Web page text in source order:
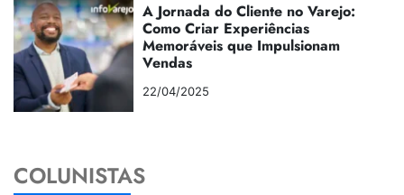
A Jornada do Cliente no Varejo:
Como Criar Experiências
Memoráveis que Impulsionam
Vendas
22/04/2025
COLUNISTAS